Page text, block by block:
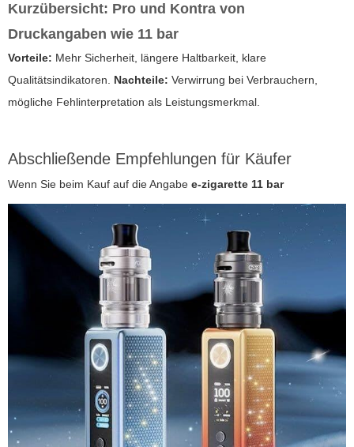
Kurzübersicht: Pro und Kontra von
Druckangaben wie 11 bar
Vorteile: Mehr Sicherheit, längere Haltbarkeit, klare
Qualitätsindikatoren. Nachteile: Verwirrung bei Verbrauchern,
mögliche Fehlinterpretation als Leistungsmerkmal.
Abschließende Empfehlungen für Käufer
Wenn Sie beim Kauf auf die Angabe e-zigarette 11 bar